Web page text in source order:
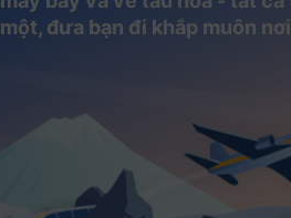
một, đưa bạn đi khắp muôn